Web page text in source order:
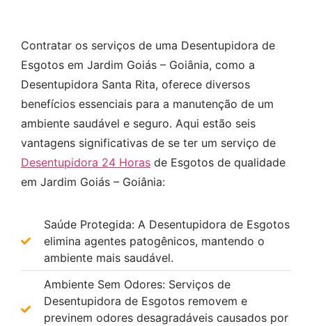
Contratar os serviços de uma Desentupidora de
Esgotos em Jardim Goiás – Goiânia, como a
Desentupidora Santa Rita, oferece diversos
benefícios essenciais para a manutenção de um
ambiente saudável e seguro. Aqui estão seis
vantagens significativas de se ter um serviço de
Desentupidora 24 Horas de Esgotos de qualidade
em Jardim Goiás – Goiânia:
Saúde Protegida: A Desentupidora de Esgotos
elimina agentes patogênicos, mantendo o
ambiente mais saudável.
Ambiente Sem Odores: Serviços de
Desentupidora de Esgotos removem e
previnem odores desagradáveis causados por